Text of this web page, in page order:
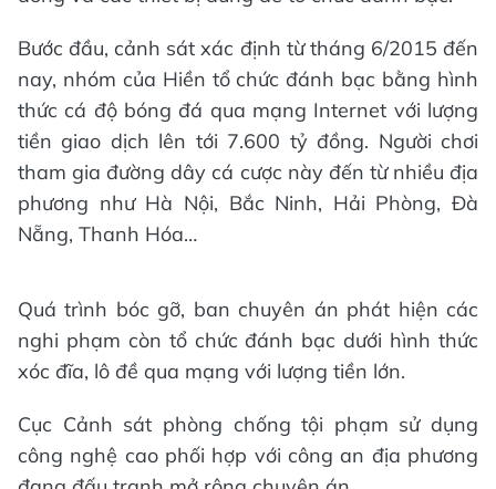
Bước đầu, cảnh sát xác định từ tháng 6/2015 đến
nay, nhóm của Hiền tổ chức đánh bạc bằng hình
thức cá độ bóng đá qua mạng Internet với lượng
tiền giao dịch lên tới 7.600 tỷ đồng. Người chơi
tham gia đường dây cá cược này đến từ nhiều địa
phương như Hà Nội, Bắc Ninh, Hải Phòng, Đà
Nẵng, Thanh Hóa…
Quá trình bóc gỡ, ban chuyên án phát hiện các
nghi phạm còn tổ chức đánh bạc dưới hình thức
xóc đĩa, lô đề qua mạng với lượng tiền lớn.
Cục Cảnh sát phòng chống tội phạm sử dụng
công nghệ cao phối hợp với công an địa phương